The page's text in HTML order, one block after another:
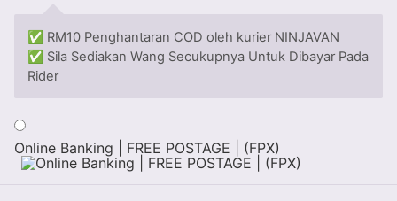
✅ RM10 Penghantaran COD oleh kurier NINJAVAN
✅ Sila Sediakan Wang Secukupnya Untuk Dibayar Pada
Rider
Online Banking | FREE POSTAGE | (FPX)